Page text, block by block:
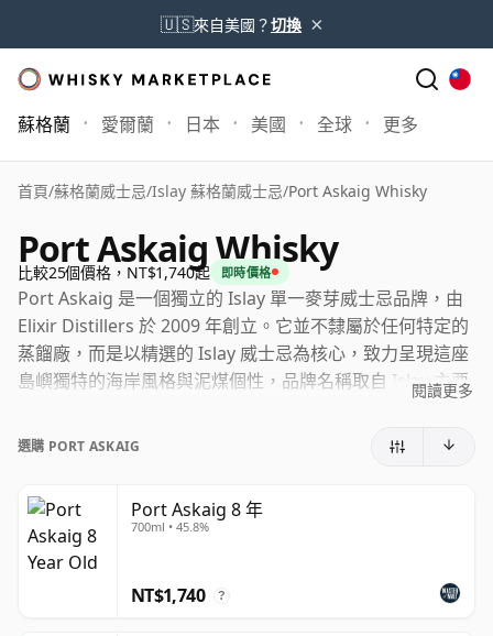
🇺🇸來自美國？切換 ×
蘇格蘭 愛爾蘭 日本 美國 全球 更多
首頁/蘇格蘭威士忌/Islay 蘇格蘭威士忌/Port Askaig Whisky
Port Askaig Whisky
比較25個價格，NT$1,740起 即時價格
Port Askaig 是一個獨立的 Islay 單一麥芽威士忌品牌，由
Elixir Distillers 於 2009 年創立。它並不隸屬於任何特定的
蒸餾廠，而是以精選的 Islay 威士忌為核心，致力呈現這座
島嶼獨特的海岸風格與泥煤個性，品牌名稱取自 Islay 主要
該系列涵蓋年輕、高酒精強度及標示熟成年份的多款產品，
Sherry Cask，並搭配限量版、單桶及更成熟的表達系列。
由於原酒蒸餾廠並非每次都會公開揭露，這為品牌增添了一
絲神秘色彩，同時也將重心放在風格、選桶與島嶼個性上，
而非單一生產者的身份。
閱讀更多
選購 PORT ASKAIG
Port Askaig 8 年
700ml • 45.8%
NT$1,740 ?